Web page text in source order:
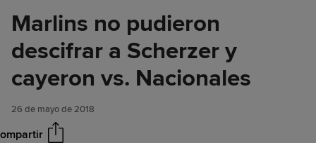
Marlins no pudieron
descifrar a Scherzer y
cayeron vs. Nacionales
26 de mayo de 2018
Marlins no pudieron descifrar a
Scherzer y cayeron vs.
Nacionales
Compartir